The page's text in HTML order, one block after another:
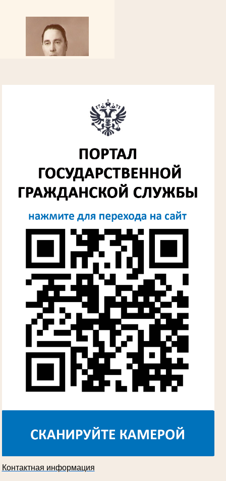
Алферьев Сергей Григорьевич
Участник Великой Отечественной войны
Председатель Губкинского городского
Лыкова Анна Захаровна
Участник Великой Отечественной войны
Судья Губкинского городского народного
суда
Косарева Александра Ивановна
Труженица тыла в годы Великой
суда
Контактная информация